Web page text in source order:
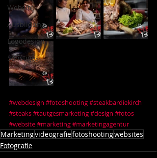
Website
Ausbildung
Logodesign
Sonstiges
#webdesign #fotoshooting#steakbardiekirch
#steaks#tautgesmarketing#design #fotos
#website#marketing#marketingagentur
Marketingvideografiefotoshootingwebsites
Fotografie